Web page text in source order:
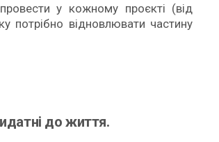
у кожному проєкті (від
потрібно відновлювати частину
до життя.